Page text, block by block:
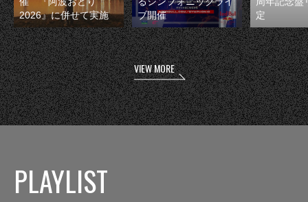
2026』に併せて実施
ブ開催
定
VIEW MORE
PLAYLIST